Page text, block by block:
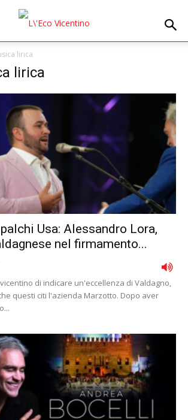
lirica
lirica
Usa: Alessandro Lora,
nel firmamento...
di indicare un'eccellenza di Valdagno,
questi citi l'azienda Marzotto. Dopo aver